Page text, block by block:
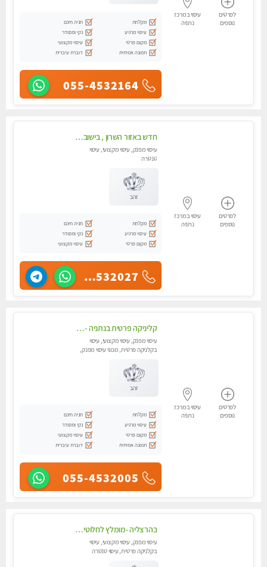
לפרטים
נוספים
עיסוי במרכז
נתניה
מקלחת
חניה חינם
עיסוי מרגיע
נקי ומסודר
מקום פרטי
עיסוי מקצועי
תמונה אמיתית
דוברת עיברית
055-4532164
לפרטים
נוספים
עיסוי במרכז
נתניה
חדש באזור השרון , בישוב ניצני עוז ! נבחרת מטפלות ומטפלים
עיסוי מפנק, עיסוי מקצועי, עיסוי
טנטרה
זהב
מקלחת
חניה חינם
עיסוי מרגיע
נקי ומסודר
מקום פרטי
עיסוי מקצועי
055-4532027
לפרטים
נוספים
עיסוי במרכז
נתניה
קליניקה פרטית בנתניה -מעסה איכותית לעיסוי מקצועי ומפנק לכל שרירי הגוף...
עיסוי מפנק, עיסוי מקצועי, עיסוי
בקלניקה פרטית, מכוני עיסוי מפנק,
זהב
מקלחת
חניה חינם
עיסוי מרגיע
נקי ומסודר
מקום פרטי
עיסוי מקצועי
תמונה אמיתית
דוברת עיברית
055-4532005
בהרצליה -מומלץ לחלוטין! כל סוגי העיסויים מעסה מקצועית ואיכותית פרטי!! בנתניה
עיסוי מפנק, עיסוי מקצועי, עיסוי
בקלניקה פרטית, עיסוי טנטרה